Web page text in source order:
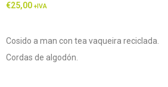
€25,00 +IVA
Cosido a man con tea vaqueira reciclada.
Cordas de algodón.